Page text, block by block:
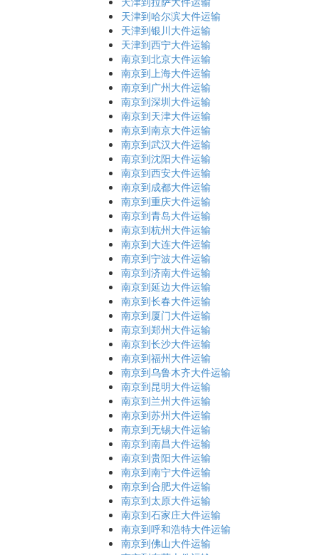
天津到哈尔滨大件运输
天津到银川大件运输
天津到西宁大件运输
南京到北京大件运输
南京到上海大件运输
南京到广州大件运输
南京到深圳大件运输
南京到天津大件运输
南京到南京大件运输
南京到武汉大件运输
南京到沈阳大件运输
南京到西安大件运输
南京到成都大件运输
南京到重庆大件运输
南京到青岛大件运输
南京到杭州大件运输
南京到大连大件运输
南京到宁波大件运输
南京到济南大件运输
南京到延边大件运输
南京到长春大件运输
南京到厦门大件运输
南京到郑州大件运输
南京到长沙大件运输
南京到福州大件运输
南京到乌鲁木齐大件运输
南京到昆明大件运输
南京到兰州大件运输
南京到苏州大件运输
南京到无锡大件运输
南京到南昌大件运输
南京到贵阳大件运输
南京到南宁大件运输
南京到合肥大件运输
南京到太原大件运输
南京到石家庄大件运输
南京到呼和浩特大件运输
南京到佛山大件运输